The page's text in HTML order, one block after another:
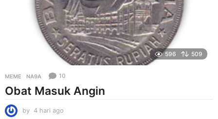
o
596 509
MEME NA9A 10
Obat Masuk Angin
by 4 hari ago